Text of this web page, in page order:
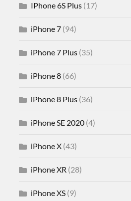
IPhone 6S Plus (17)
iPhone 7 (94)
iPhone 7 Plus (35)
iPhone 8 (66)
iPhone 8 Plus (36)
iPhone SE 2020 (4)
iPhone X (43)
iPhone XR (28)
iPhone XS (9)